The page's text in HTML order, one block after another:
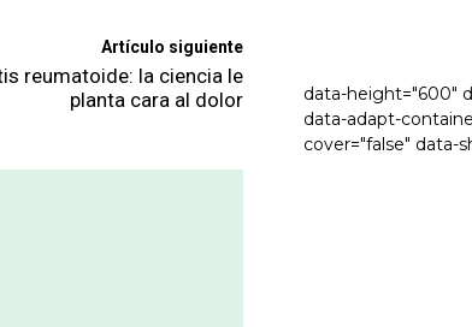
Artículo siguiente
reumatoide: la ciencia le
planta cara al dolor
data-height="600"
data-adapt-
cover="false" data-